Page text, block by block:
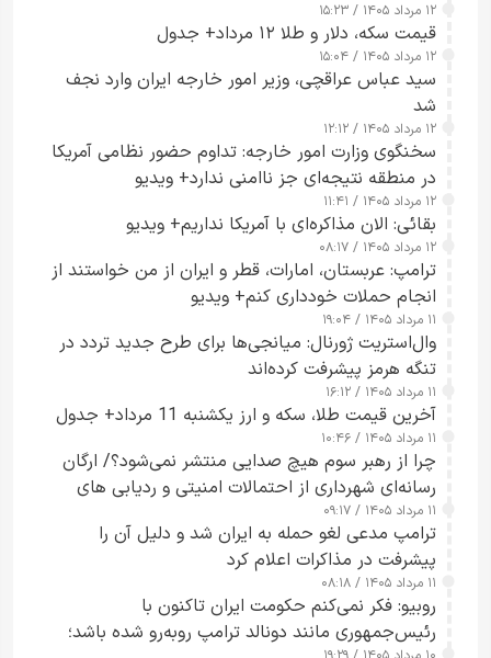
۱۲ مرداد ۱۴۰۵ / ۱۵:۲۳
قیمت سکه، دلار و طلا ۱۲ مرداد+ جدول
۱۲ مرداد ۱۴۰۵ / ۱۵:۰۴
سید عباس عراقچی، وزیر امور خارجه ایران وارد نجف
شد
۱۲ مرداد ۱۴۰۵ / ۱۲:۱۲
سخنگوی وزارت امور خارجه: تداوم حضور نظامی آمریکا
در منطقه نتیجه‌ای جز ناامنی ندارد+ ویدیو
۱۲ مرداد ۱۴۰۵ / ۱۱:۴۱
بقائی: الان مذاکره‌ای با آمریکا نداریم+ ویدیو
۱۲ مرداد ۱۴۰۵ / ۰۸:۱۷
ترامپ: عربستان، امارات، قطر و ایران از من خواستند از
انجام حملات خودداری کنم+ ویدیو
۱۱ مرداد ۱۴۰۵ / ۱۹:۰۴
وال‌استریت ژورنال: میانجی‌ها برای طرح جدید تردد در
تنگه هرمز پیشرفت کرده‌اند
۱۱ مرداد ۱۴۰۵ / ۱۶:۱۲
آخرین قیمت طلا، سکه و ارز یکشنبه 11 مرداد+ جدول
۱۱ مرداد ۱۴۰۵ / ۱۰:۴۶
چرا از رهبر سوم هیچ صدایی منتشر نمی‌شود؟/ ارگان
رسانه‌ای شهرداری از احتمالات امنیتی و ردیابی های
جاسوسی گفت
۱۱ مرداد ۱۴۰۵ / ۰۹:۱۷
ترامپ مدعی لغو حمله به ایران شد و دلیل آن را
پیشرفت در مذاکرات اعلام کرد
۱۱ مرداد ۱۴۰۵ / ۰۸:۱۸
روبیو: فکر نمی‌کنم حکومت ایران تاکنون با
رئیس‌جمهوری مانند دونالد ترامپ روبه‌رو شده باشد؛